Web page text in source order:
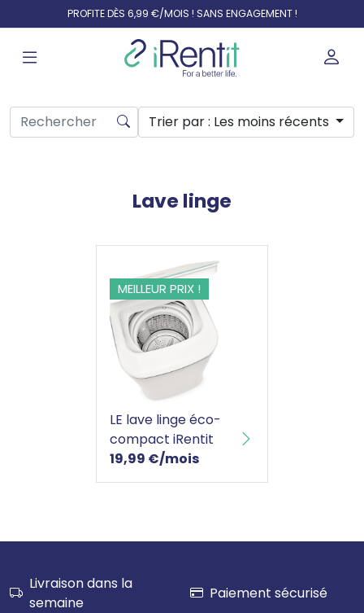
PROFITE DÈS 6,99 €/MOIS ! SANS ENGAGEMENT !
Trier par: Les moins récents
Lave linge
LE lave linge éco-compact iRentit
MEILLEUR PRIX !
LE lave linge éco-
compact iRentit
19,99 €/mois
Livraison dans la
semaine
Paiement sécurisé